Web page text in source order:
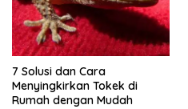
7 Solusi dan Cara
Menyingkirkan Tokek di
Rumah dengan Mudah